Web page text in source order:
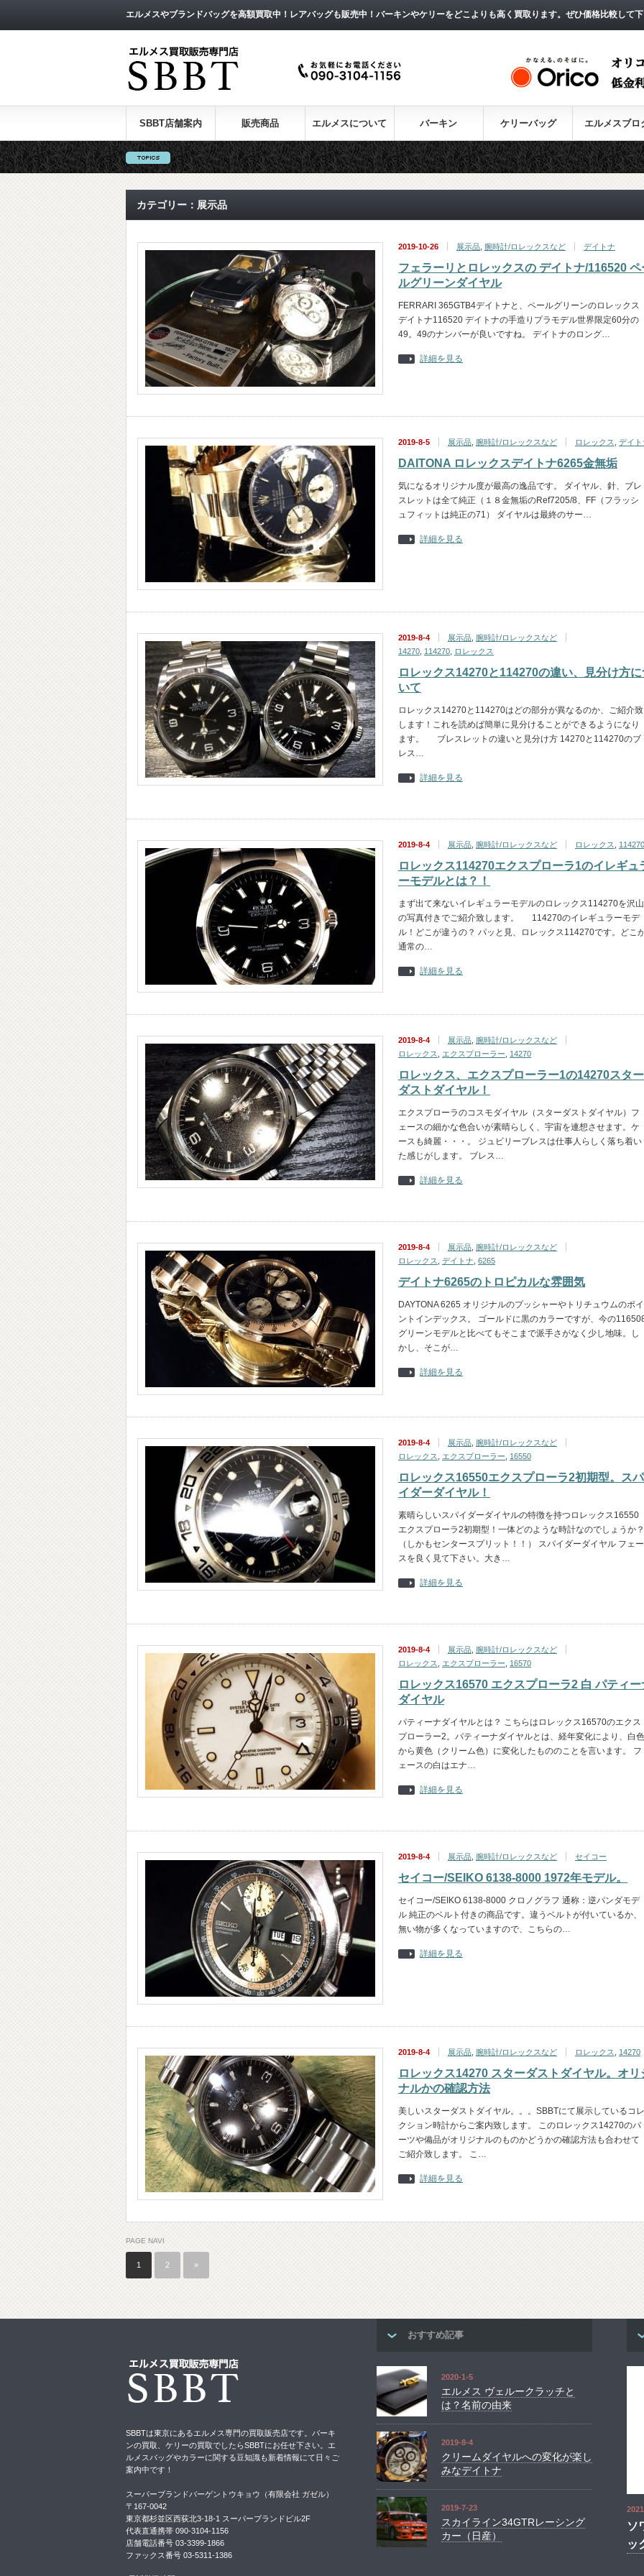
エルメスやブランドバッグを高額買取中！レアバッグも販売中！バーキンやケリーをどこよりも高く買取ります。ぜひ価格比較して
SBBT店舗案内 販売商品 エルメスについて バーキン ケリーバッグ エルメスブロ
カテゴリー：展示品
2019-10-26 展示品 腕時計/ロレックスなど デイトナ
フェラーリとロレックスの デイトナ/116520 ペ
ルグリーンダイヤル
FERRARI 365GTB4デイトナと、ペールグリーンのロレックス
デイトナ116520 デイトナの手造りプラモデル世界限定60分の
49。49のナンバーが良いですね。 デイトナのロング…
詳細を見る
2019-8-5 展示品 腕時計/ロレックスなど ロレックス デイト
DAITONA ロレックスデイトナ6265金無垢
気になるオリジナル度が最高の逸品です。 ダイヤル、針、ブレ
スレットは全て純正（１８金無垢のRef7205/8、FF（フラッシ
ュフィットは純正の71） ダイヤルは最終のサー…
詳細を見る
2019-8-4 展示品 腕時計/ロレックスなど
14270 114270 ロレックス
ロレックス14270と114270の違い、見分け方に
いて
ロレックス14270と114270はどの部分が異なるのか、ご紹介致
します！これを読めば簡単に見分けることができるようになり
ます。 ブレスレットの違いと見分け方 14270と114270のブ
レス…
詳細を見る
2019-8-4 展示品 腕時計/ロレックスなど ロレックス 114270
ロレックス114270エクスプローラ1のイレギュ
ーモデルとは？！
まず出て来ないイレギュラーモデルのロレックス114270を沢山
の写真付きでご紹介致します。 114270のイレギュラーモデ
ル！どこが違うの？ パッと見、ロレックス114270です。どこ
通常の…
詳細を見る
2019-8-4 展示品 腕時計/ロレックスなど
ロレックス
エクスプローラー 14270
ロレックス、エクスプローラー1の14270スター
ダストダイヤル！
エクスプローラのコスモダイヤル（スターダストダイヤル）フ
ェースの細かな色合いが素晴らしく、宇宙を連想させます。ケ
ースも綺麗・・・。 ジュビリーブレスは仕事人らしく落ち着い
た感じがします。 ブレス…
詳細を見る
2019-8-4 展示品 腕時計/ロレックスなど
ロレックス
デイトナ 6265
デイトナ6265のトロピカルな雰囲気
DAYTONA 6265 オリジナルのプッシャーやトリチュウムのポイ
ントインデックス。 ゴールドに黒のカラーですが、今の
グリーンモデルと比べてもそこまで派手さがなく少し地味。し
かし、そこが…
詳細を見る
2019-8-4 展示品 腕時計/ロレックスなど
ロレックス
エクスプローラー 16550
ロレックス16550エクスプローラ2初期型。スパ
イダーダイヤル！
素晴らしいスパイダーダイヤルの特徴を持つロレックス16550
エクスプローラ2初期型！一体どのような時計なのでしょうか？
（しかもセンタースプリット！！） スパイダーダイヤル フェー
スを良く見て下さい。大き…
詳細を見る
2019-8-4 展示品 腕時計/ロレックスなど
ロレックス
エクスプローラー 16570
ロレックス16570 エクスプローラ2 白 パティー
ダイヤル
パティーナダイヤルとは？ こちらはロレックス16570のエクス
プローラー2。パティーナダイヤルとは、経年変化により、白色
から黄色（クリーム色）に変化したもののことを言います。 フ
ェースの白はエナ…
詳細を見る
2019-8-4 展示品 腕時計/ロレックスなど セイコー
セイコー/SEIKO 6138-8000 1972年モデル。
セイコー/SEIKO 6138-8000 クロノグラフ 通称：逆パンダモデ
ル 純正のベルト付きの商品です。違うベルトが付いているか、
無い物が多くなっていますので、こちらの…
詳細を見る
2019-8-4 展示品 腕時計/ロレックスなど ロレックス 14270
ロレックス14270 スターダストダイヤル。オリ
ナルかの確認方法
美しいスターダストダイヤル。。。SBBTにて展示しているコレ
クション時計からご案内致します。 このロレックス14270のパ
ーツや備品がオリジナルのものかどうかの確認方法も合わせて
ご紹介致します。 こ…
詳細を見る
PAGE NAVI
1 2 »
おすすめ記事
2020-1-5
エルメス ヴェルークラッチと
は？名前の由来
2019-8-4
クリームダイヤルへの変化が楽し
みなデイトナ
2019-7-23
スカイライン34GTRレーシング
カー（日産）
ソ
ッ
SBBTは東京にあるエルメス専門の買取販売店です。バーキ
ンの買取、ケリーの買取でしたらSBBTにお任せ下さい。エ
ルメスバッグやカラーに関する豆知識も新着情報にて日々ご
案内中です！
スーパーブランドバーゲントウキョウ（有限会社 ガゼル）
〒167-0042
東京都杉並区西荻北3-18-1 スーパーブランドビル2F
代表直通携帯 090-3104-1156
店舗電話番号 03-3399-1866
ファックス番号 03-5311-1386